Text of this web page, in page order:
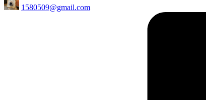
by
1580509@gmail.com